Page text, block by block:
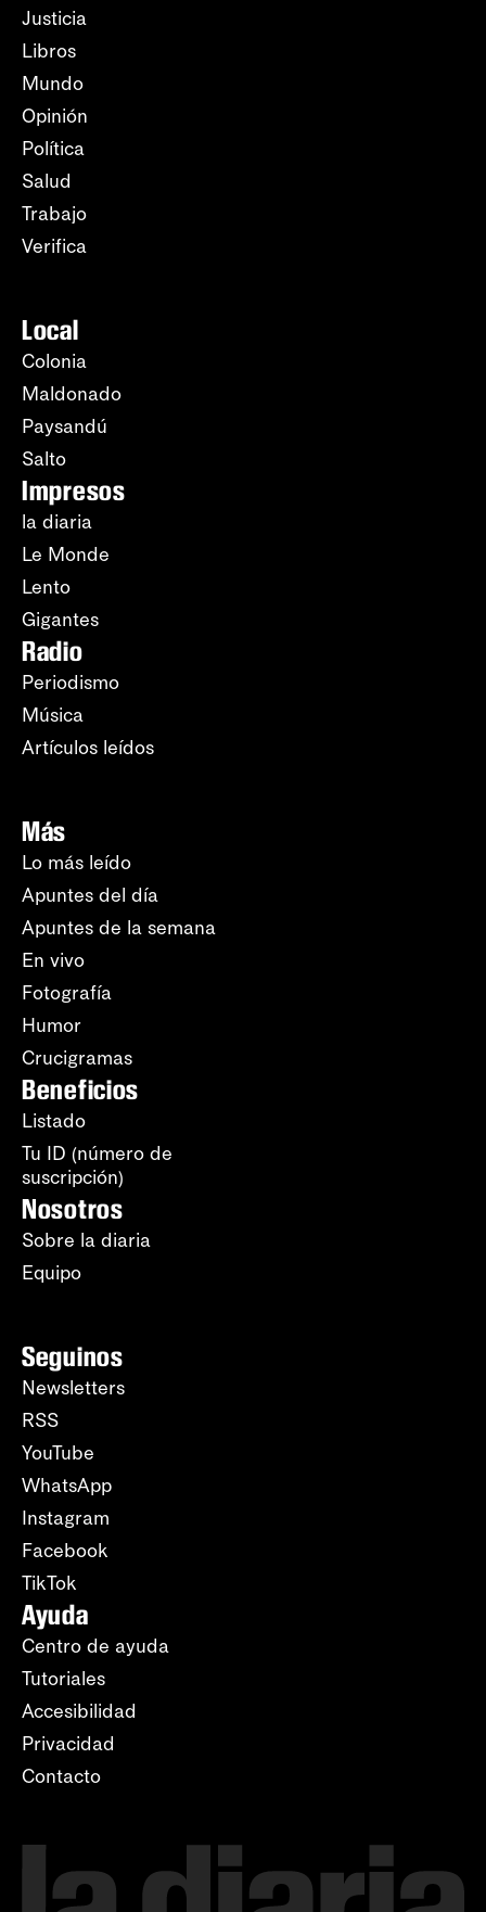
Justicia
Libros
Mundo
Opinión
Política
Salud
Trabajo
Verifica
Local
Colonia
Maldonado
Paysandú
Salto
Impresos
la diaria
Le Monde
Lento
Gigantes
Radio
Periodismo
Música
Artículos leídos
Más
Lo más leído
Apuntes del día
Apuntes de la semana
En vivo
Fotografía
Humor
Crucigramas
Beneficios
Listado
Tu ID (número de
suscripción)
Nosotros
Sobre la diaria
Equipo
Seguinos
Newsletters
RSS
YouTube
WhatsApp
Instagram
Facebook
TikTok
Ayuda
Centro de ayuda
Tutoriales
Accesibilidad
Privacidad
Contacto